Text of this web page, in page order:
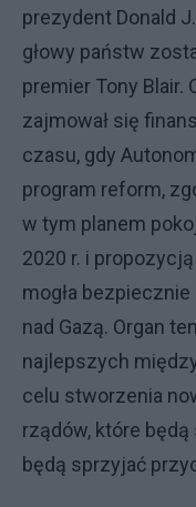
prezydent Donald
głowy państw
premier Tony Blair.
zajmował się
czasu, gdy
program reform,
w tym planem
2020 r. i
mogła
nad Gazą. Organ
najlepszych
celu stworzenia
rządów, które będą
będą sprzyjać